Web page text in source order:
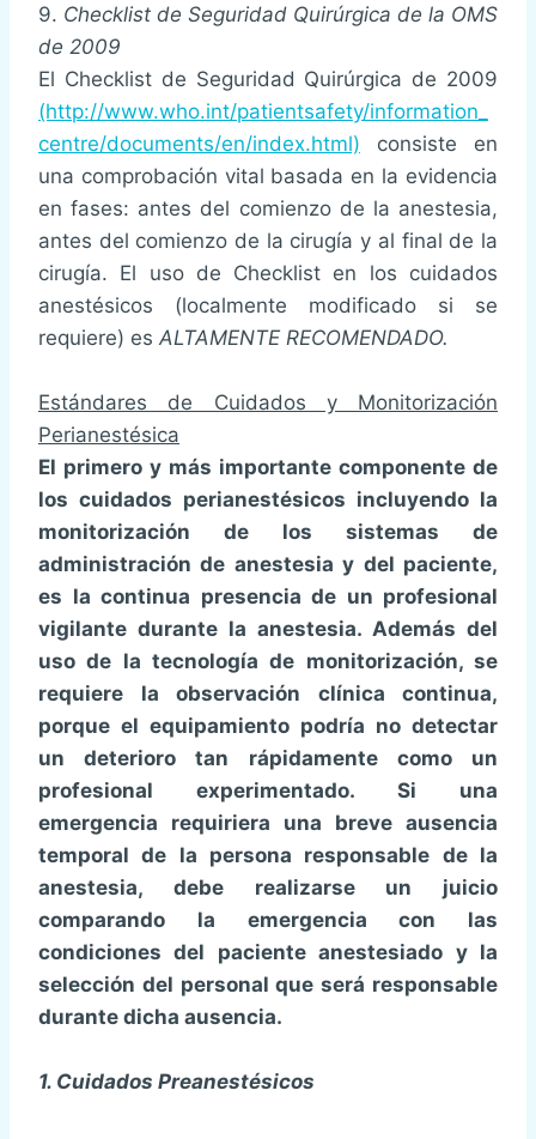
9. Checklist de Seguridad Quirúrgica de la OMS
de 2009
El Checklist de Seguridad Quirúrgica de 2009
(http://www.who.int/patientsafety/information_
centre/documents/en/index.html) consiste en
una comprobación vital basada en la evidencia
en fases: antes del comienzo de la anestesia,
antes del comienzo de la cirugía y al final de la
cirugía. El uso de Checklist en los cuidados
anestésicos (localmente modificado si se
requiere) es ALTAMENTE RECOMENDADO.
Estándares de Cuidados y Monitorización
Perianestésica
El primero y más importante componente de
los cuidados perianestésicos incluyendo la
monitorización de los sistemas de
administración de anestesia y del paciente,
es la continua presencia de un profesional
vigilante durante la anestesia. Además del
uso de la tecnología de monitorización, se
requiere la observación clínica continua,
porque el equipamiento podría no detectar
un deterioro tan rápidamente como un
profesional experimentado. Si una
emergencia requiriera una breve ausencia
temporal de la persona responsable de la
anestesia, debe realizarse un juicio
comparando la emergencia con las
condiciones del paciente anestesiado y la
selección del personal que será responsable
durante dicha ausencia.
1. Cuidados Preanestésicos